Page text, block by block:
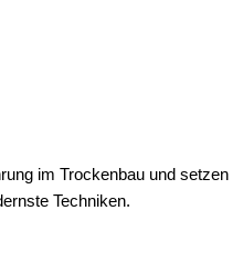
im Trockenbau und setzen
Techniken.